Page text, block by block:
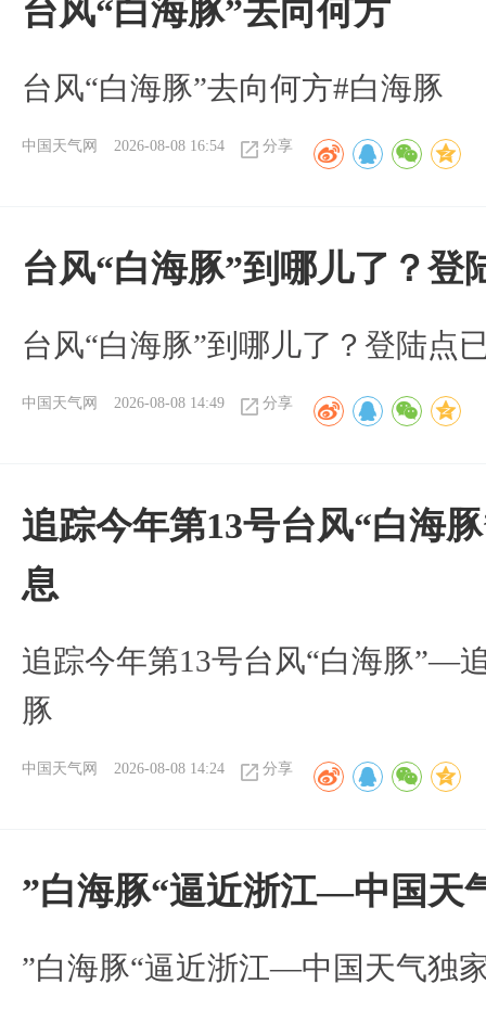
台风“白海豚”去向何方
台风“白海豚”去向何方#白海豚
中国天气网 2026-08-08 16:54 分享
台风“白海豚”到哪儿了？登
台风“白海豚”到哪儿了？登陆点
中国天气网 2026-08-08 14:49 分享
追踪今年第13号台风“白海
息
追踪今年第13号台风“白海豚”—
豚
中国天气网 2026-08-08 14:24 分享
”白海豚“逼近浙江—中国天
​”白海豚“逼近浙江—中国天气独